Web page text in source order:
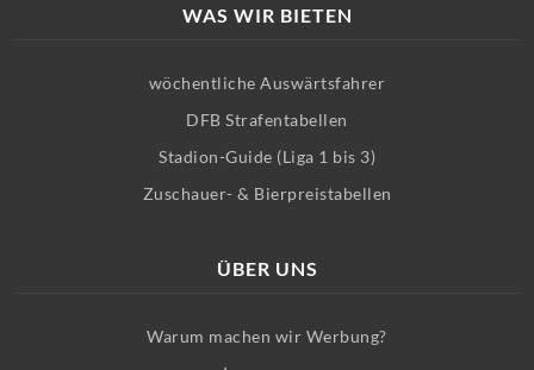
WAS WIR BIETEN
wöchentliche Auswärtsfahrer
DFB Strafentabellen
Stadion-Guide (Liga 1 bis 3)
Zuschauer- & Bierpreistabellen
ÜBER UNS
Warum machen wir Werbung?